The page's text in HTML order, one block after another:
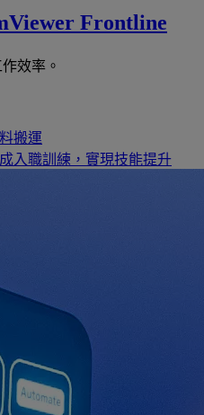
Frontline
效率。
搬運
入職訓練，實現技能提升